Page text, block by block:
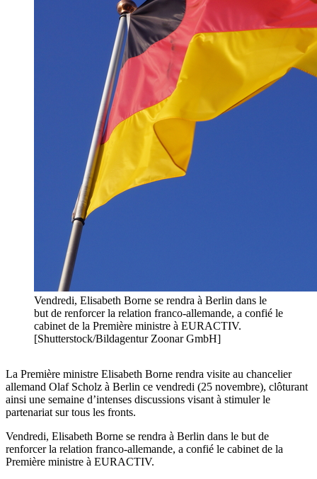
Vendredi, Elisabeth Borne se rendra à Berlin dans le
but de renforcer la relation franco-allemande, a confié le
cabinet de la Première ministre à EURACTIV.
[Shutterstock/Bildagentur Zoonar GmbH]
La Première ministre Elisabeth Borne rendra visite au chancelier
allemand Olaf Scholz à Berlin ce vendredi (25 novembre), clôturant
ainsi une semaine d’intenses discussions visant à stimuler le
partenariat sur tous les fronts.
Vendredi, Elisabeth Borne se rendra à Berlin dans le but de
renforcer la relation franco-allemande, a confié le cabinet de la
Première ministre à EURACTIV.